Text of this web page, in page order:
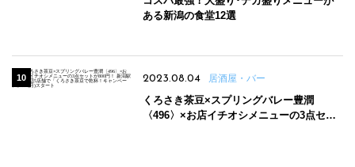
ある新潟の食堂12選
2023.08.04 居酒屋・バー
くろさき茶豆×スプリングバレー豊潤
〈496〉×お店イチオシメニューの3点セッ